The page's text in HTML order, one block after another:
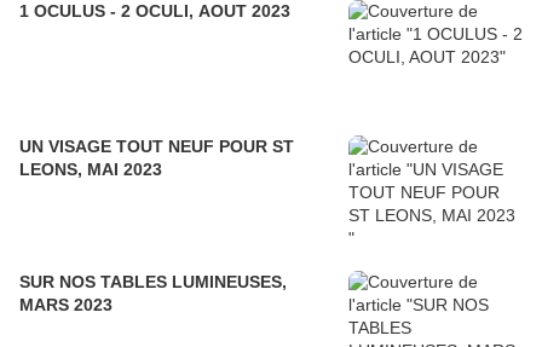
1 OCULUS - 2 OCULI, AOUT 2023
UN VISAGE TOUT NEUF POUR ST
LEONS, MAI 2023
SUR NOS TABLES LUMINEUSES,
MARS 2023